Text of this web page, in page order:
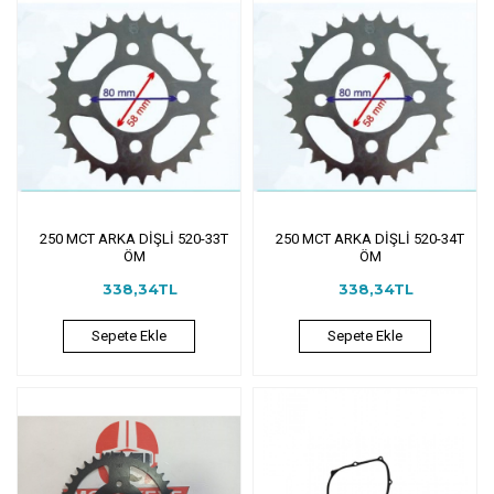
250 MCT ARKA DİŞLİ 520-33T
ÖM
338,34TL
Sepete Ekle
250 MCT ARKA DİŞLİ 520-34T
ÖM
338,34TL
Sepete Ekle